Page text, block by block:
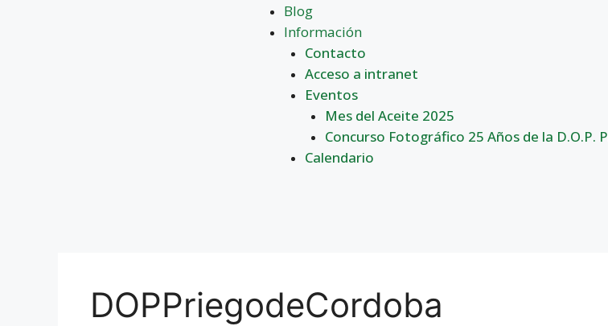
Blog
Información
Contacto
Acceso a intranet
Eventos
Mes del Aceite 2025
Concurso Fotográfico 25 Años de la D.O.P.
Calendario
DOPPriegodeCordoba